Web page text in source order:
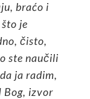
braćo i
je
čisto,
ste naučili
ja radim,
izvor